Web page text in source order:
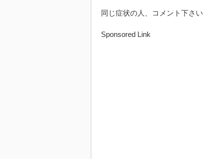
同じ症状の人、コメント下さい
Sponsored Link